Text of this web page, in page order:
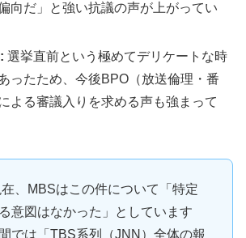
向だ」と強い抗議の声が上がってい
選挙直前という極めてデリケートな時
ったため、今後BPO（放送倫理・番
よる審議入りを求める声も強まって
、MBSはこの件について「特定
意図はなかった」としています
では「TBS系列（JNN）全体の報